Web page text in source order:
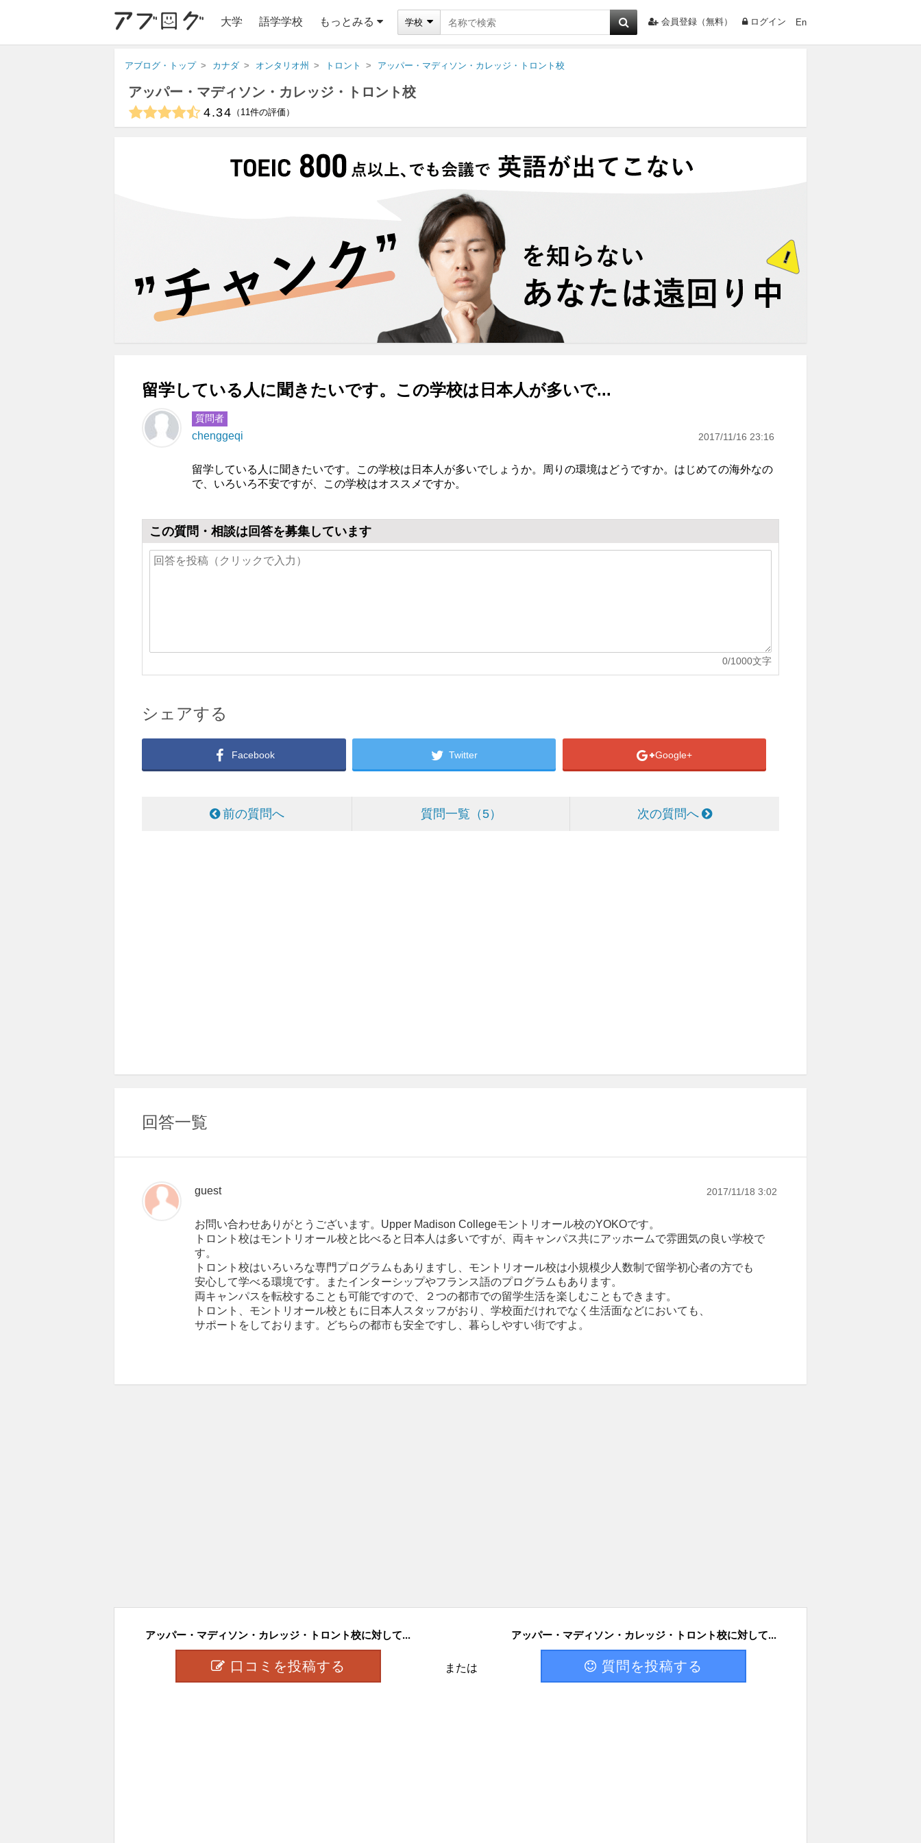
大学 語学学校 もっとみる 学校 会員登録（無料） ログイン En
アブログ・トップ カナダ オンタリオ州 トロント アッパー・マディソン・カレッジ・トロント校
アッパー・マディソン・カレッジ・トロント校
4.34 11件の評価
留学している人に聞きたいです。この学校は日本人が多いで...
質問者
chenggeqi 2017/11/16 23:16
留学している人に聞きたいです。この学校は日本人が多いでしょうか。周りの環境はどうですか。はじめての海外なの
で、いろいろ不安ですが、この学校はオススメですか。
この質問・相談は回答を募集しています
0/1000文字
シェアする
Facebook Twitter Google+
前の質問へ 質問一覧 5 次の質問へ
回答一覧
guest 2017/11/18 3:02
お問い合わせありがとうございます。Upper Madison Collegeモントリオール校のYOKOです。
トロント校はモントリオール校と比べると日本人は多いですが、両キャンパス共にアッホームで雰囲気の良い学校で
す。
トロント校はいろいろな専門プログラムもありますし、モントリオール校は小規模少人数制で留学初心者の方でも
安心して学べる環境です。またインターシップやフランス語のプログラムもあります。
両キャンパスを転校することも可能ですので、２つの都市での留学生活を楽しむこともできます。
トロント、モントリオール校ともに日本人スタッフがおり、学校面だけれでなく生活面などにおいても、
サポートをしております。どちらの都市も安全ですし、暮らしやすい街ですよ。
アッパー・マディソン・カレッジ・トロント校に対して...
口コミを投稿する または
アッパー・マディソン・カレッジ・トロント校に対して...
質問を投稿する